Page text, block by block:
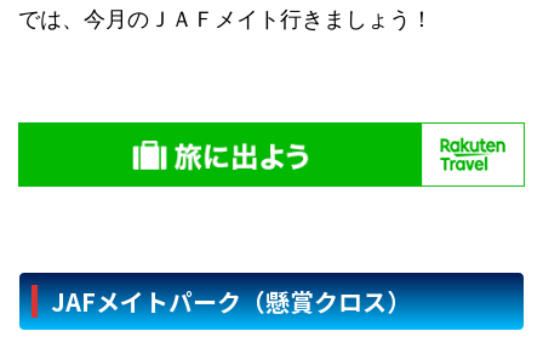
では、今月のＪＡＦメイト行きましょう！
JAFメイトパーク（懸賞クロス）